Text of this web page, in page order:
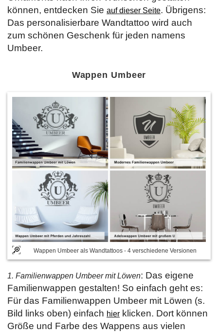
können, entdecken Sie auf dieser Seite. Übrigens:
Das personalisierbare Wandtattoo wird auch
zum schönen Geschenk für jeden namens
Umbeer.
Wappen Umbeer
Wappen Umbeer als Wandtattoos - 4 verschiedene Versionen
1. Familienwappen Umbeer mit Löwen: Das eigene
Familienwappen gestalten! So einfach geht es:
Für das Familienwappen Umbeer mit Löwen (s.
Bild links oben) einfach hier klicken. Dort können
Größe und Farbe des Wappens aus vielen